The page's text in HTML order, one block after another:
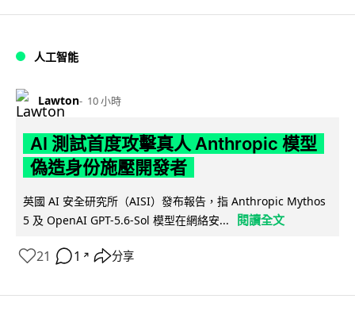
人工智能
Lawton 10 小時
AI 測試首度攻擊真人 Anthropic 模型
偽造身份施壓開發者
英國 AI 安全研究所（AISI）發布報告，指 Anthropic Mythos
5 及 OpenAI GPT-5.6-Sol 模型在網絡安...
閱讀全文
21 1 ↗ 分享